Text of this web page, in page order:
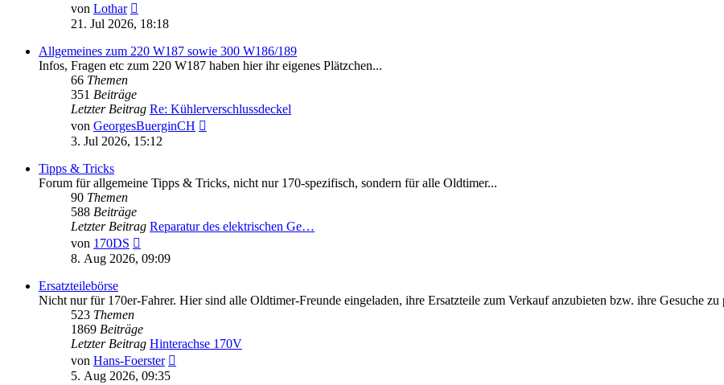
von Lothar
Beitrag
21. Jul 2026, 18:18
Allgemeines zum 220 W187 sowie 300 W186/189
Infos, Fragen etc zum 220 W187 haben hier ihr eigenes Plätzchen...
66 Themen
351 Beiträge
Letzter Beitrag Re: Kühlerverschlussdeckel
von GeorgesBuerginCH
3. Jul 2026, 15:12
Tipps & Tricks
Forum für allgemeine Tipps & Tricks, nicht nur 170-spezifisch, sondern für alle Oldtimer...
90 Themen
588 Beiträge
Letzter Beitrag Reparatur des elektrischen Ge…
von 170DS
Beitrag
8. Aug 2026, 09:09
Ersatzteilebörse
Nicht nur für 170er-Fahrer. Hier sind alle Oldtimer-Freunde eingeladen, ihre Ersatzteile zum Verkauf anzubieten bzw. ihre Gesuche zu
523 Themen
1869 Beiträge
Letzter Beitrag Hinterachse 170V
von Hans-Foerster
5. Aug 2026, 09:35